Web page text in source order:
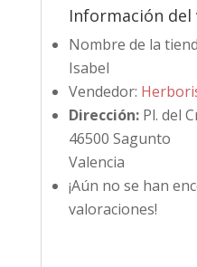
Información del
Nombre de la
Isabel
Vendedor:
Dirección: Pl. del
46500 Sagunto
Valencia
¡Aún no se han
valoraciones!